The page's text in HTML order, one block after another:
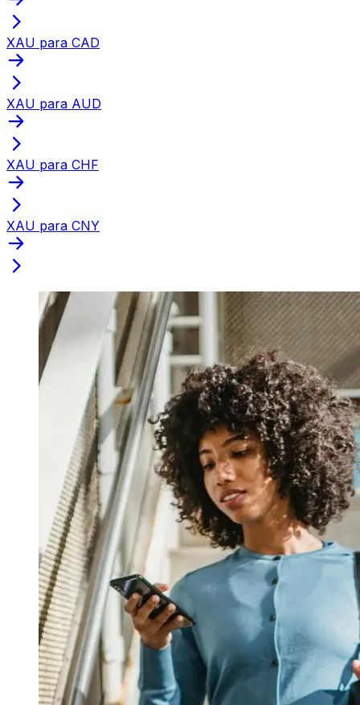
XAU para CAD
XAU para AUD
XAU para CHF
XAU para CNY